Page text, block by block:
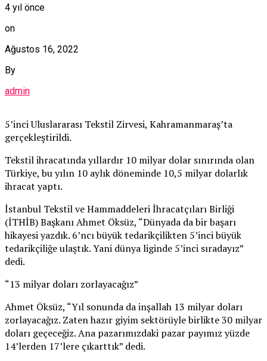
4 yıl önce
on
Ağustos 16, 2022
By
admin
5’inci Uluslararası Tekstil Zirvesi, Kahramanmaraş’ta
gerçekleştirildi.
Tekstil ihracatında yıllardır 10 milyar dolar sınırında olan
Türkiye, bu yılın 10 aylık döneminde 10,5 milyar dolarlık
ihracat yaptı.
İstanbul Tekstil ve Hammaddeleri İhracatçıları Birliği
(İTHİB) Başkanı Ahmet Öksüz, “Dünyada da bir başarı
hikayesi yazdık. 6’ncı büyük tedarikçilikten 5’inci büyük
tedarikçiliğe ulaştık. Yani dünya liginde 5’inci sıradayız”
dedi.
“13 milyar doları zorlayacağız”
Ahmet Öksüz, “Yıl sonunda da inşallah 13 milyar doları
zorlayacağız. Zaten hazır giyim sektörüyle birlikte 30 milyar
doları geçeceğiz. Ana pazarımızdaki pazar payımız yüzde
14’lerden 17’lere çıkarttık” dedi.